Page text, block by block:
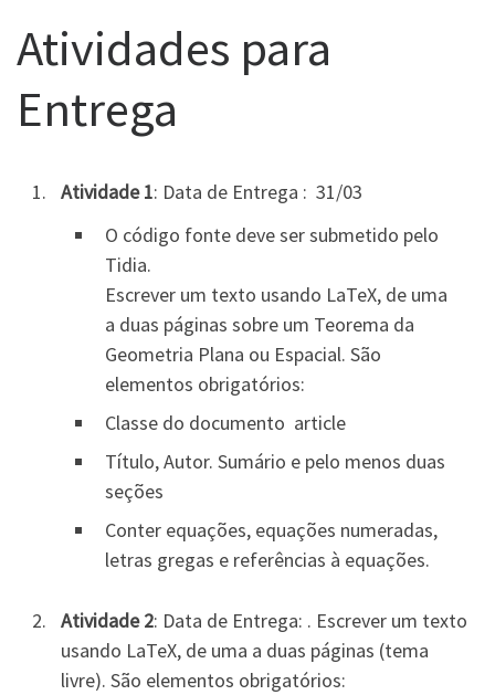
Atividades para
Entrega
Atividade 1: Data de Entrega : 31/03
O código fonte deve ser submetido pelo
Tidia.
Escrever um texto usando LaTeX, de uma
a duas páginas sobre um Teorema da
Geometria Plana ou Espacial. São
elementos obrigatórios:
Classe do documento article
Título, Autor. Sumário e pelo menos duas
seções
Conter equações, equações numeradas,
letras gregas e referências à equações.
Atividade 2: Data de Entrega: . Escrever um texto
usando LaTeX, de uma a duas páginas (tema
livre). São elementos obrigatórios: